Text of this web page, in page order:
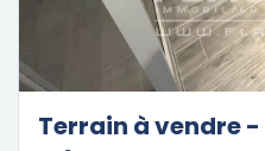
Terrain à vendre